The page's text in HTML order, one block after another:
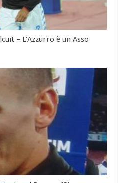
– L’Azzurro è un Asso